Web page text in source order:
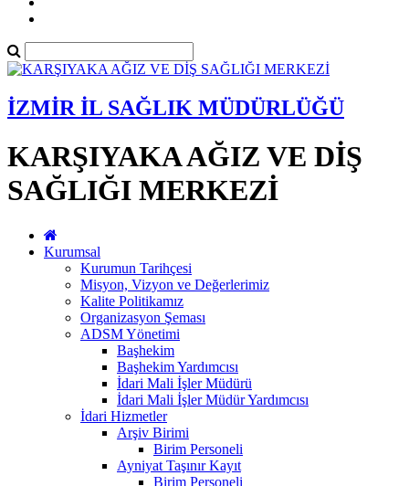
İZMİR İL SAĞLIK MÜDÜRLÜĞÜ
KARŞIYAKA AĞIZ VE DİŞ
SAĞLIĞI MERKEZİ
Kurumsal
Kurumun Tarihçesi
Misyon, Vizyon ve Değerlerimiz
Kalite Politikamız
Organizasyon Şeması
ADSM Yönetimi
Başhekim
Başhekim Yardımcısı
İdari Mali İşler Müdürü
İdari Mali İşler Müdür Yardımcısı
İdari Hizmetler
Arşiv Birimi
Birim Personeli
Ayniyat Taşınır Kayıt
Birim Personeli